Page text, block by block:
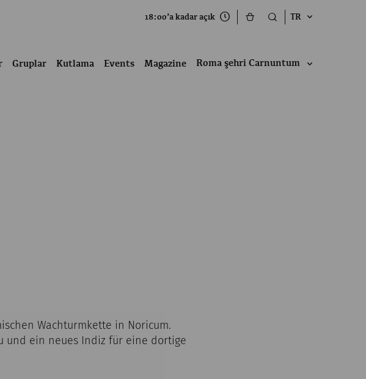
18:00’a kadar açık TR
Gruplar Kutlama Events Magazine Roma şehri Carnuntum
Wachturmkette in Noricum.
und ein neues Indiz für eine dortige